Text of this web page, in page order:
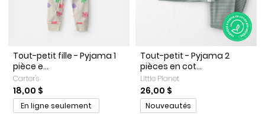
Tout-petit fille - Pyjama 1
pièce e...
Carter's
18,00 $
En ligne seulement
Tout-petit - Pyjama 2
pièces en cot...
Little Planet
26,00 $
Promotions
Nouveautés